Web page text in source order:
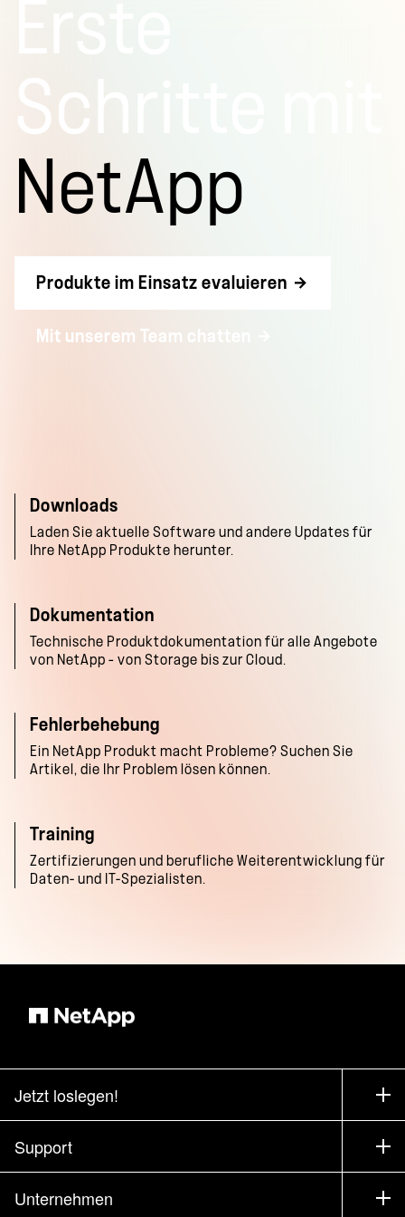
Schritte mit
NetApp
Produkte im Einsatz evaluieren
Mit unserem Team chatten
Downloads
Laden Sie aktuelle Software und andere Updates für
Ihre NetApp Produkte herunter.
Dokumentation
Technische Produktdokumentation für alle Angebote
von NetApp – von Storage bis zur Cloud.
Fehlerbehebung
Ein NetApp Produkt macht Probleme? Suchen Sie
Artikel, die Ihr Problem lösen können.
Training
Zertifizierungen und berufliche Weiterentwicklung für
Daten- und IT-Spezialisten.
Jetzt loslegen!
Bezugsquellen
Vertrieb kontaktieren
Partner finden
Support
Support
Unternehmen